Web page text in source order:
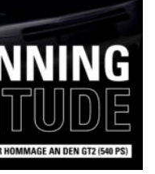
|
die
| 2025
online